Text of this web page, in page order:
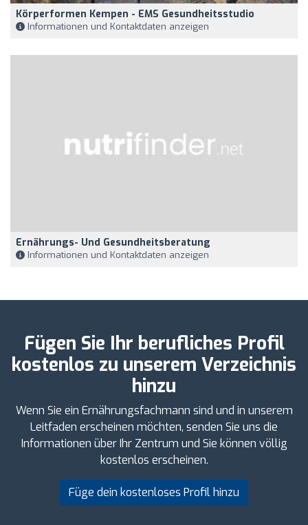
Körperformen Kempen - EMS Gesundheitsstudio
Informationen und Kontaktdaten anzeigen
Ernährungs- Und Gesundheitsberatung
Informationen und Kontaktdaten anzeigen
Fügen Sie Ihr berufliches Profil
kostenlos zu unserem Verzeichnis
hinzu
Wenn Sie ein Ernährungsfachmann sind und in unserem
Leitfaden erscheinen möchten, senden Sie uns die
Informationen über Ihr Zentrum und Sie können völlig
kostenlos erscheinen.
Füge dein kostenloses Profil hinzu